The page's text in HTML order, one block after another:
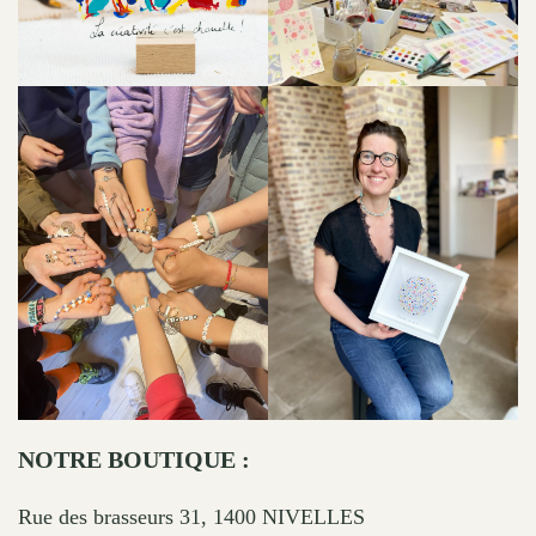
NOTRE BOUTIQUE :
Rue des brasseurs 31, 1400 NIVELLES